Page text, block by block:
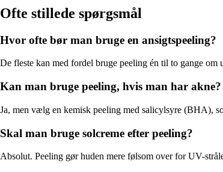
Ofte stillede spørgsmål
Hvor ofte bør man bruge en ansigtspeeling?
De fleste kan med fordel bruge peeling én til to gange
Kan man bruge peeling, hvis man har akne?
Ja, men vælg en kemisk peeling med salicylsyre (BHA),
Skal man bruge solcreme efter peeling?
Absolut. Peeling gør huden mere følsom over for UV-